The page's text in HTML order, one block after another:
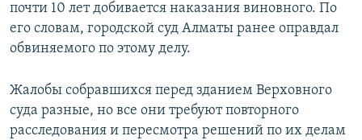
почти 10 лет добивается наказания виновного. По
его словам, городской суд Алматы ранее оправдал
обвиняемого по этому делу.
Жалобы собравшихся перед зданием Верховного
суда разные, но все они требуют повторного
расследования и пересмотра решений по их делам